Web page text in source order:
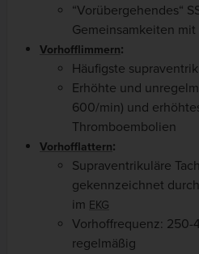
“Vorübergehendes“
Gemeinsamkeiten
Vorhofflimmern:
Häufigste
Erhöhte und
600/min) und
Thromboembolien
Vorhofflattern:
Supraventrikuläre
gekennzeichnet
im EKG
Vorhoffrequenz: 250-
regelmäßig